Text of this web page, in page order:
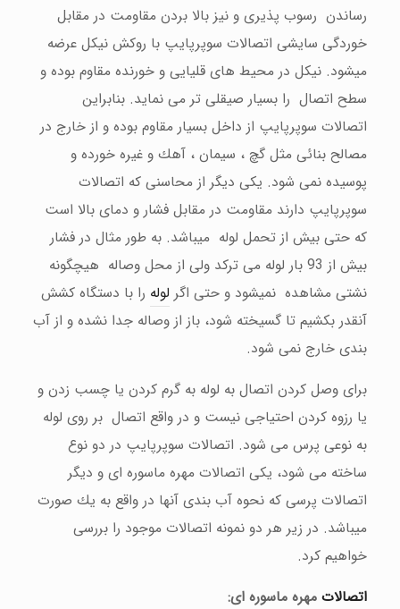
رساندن رسوب پذیری و نیز بالا بردن مقاومت در مقابل
خوردگی سایشی اتصالات سوپرپایپ با روكش نیكل عرضه
میشود. نیكل در محیط های قلیایی و خورنده مقاوم بوده و
سطح اتصال را بسیار صیقلی تر می نماید. بنابراین
اتصالات سوپرپایپ از داخل بسیار مقاوم بوده و از خارج در
مصالح بنائی مثل گچ ، سیمان ، آهك و غیره خورده و
پوسیده نمی شود. یكی دیگر از محاسنی كه اتصالات
سوپرپایپ دارند مقاومت در مقابل فشار و دمای بالا است
كه حتی بیش از تحمل لوله میباشد. به طور مثال در فشار
بیش از 93 بار لوله می تركد ولی از محل وصاله هیچگونه
نشتی مشاهده نمیشود و حتی اگر لوله را با دستگاه كشش
آنقدر بكشیم تا گسیخته شود، باز از وصاله جدا نشده و از آب
بندی خارج نمی شود.
برای وصل كردن اتصال به لوله به گرم كردن یا چسب زدن و
یا رزوه كردن احتیاجی نیست و در واقع اتصال بر روی لوله
به نوعی پرس می شود. اتصالات سوپرپایپ در دو نوع
ساخته می شود، یكی اتصالات مهره ماسوره ای و دیگر
اتصالات پرسی كه نحوه آب بندی آنها در واقع به یك صورت
میباشد. در زیر هر دو نمونه اتصالات موجود را بررسی
خواهیم كرد.
اتصالاتمهره ماسوره ای: